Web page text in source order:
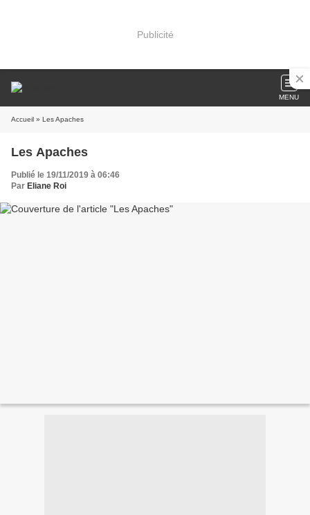
Publicité
MENU
Accueil » Les Apaches
Les Apaches
Publié le 19/11/2019 à 06:46
Par Eliane Roi